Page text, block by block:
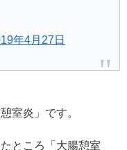
年4月27日
室炎」です。
ところ「大腸憩室